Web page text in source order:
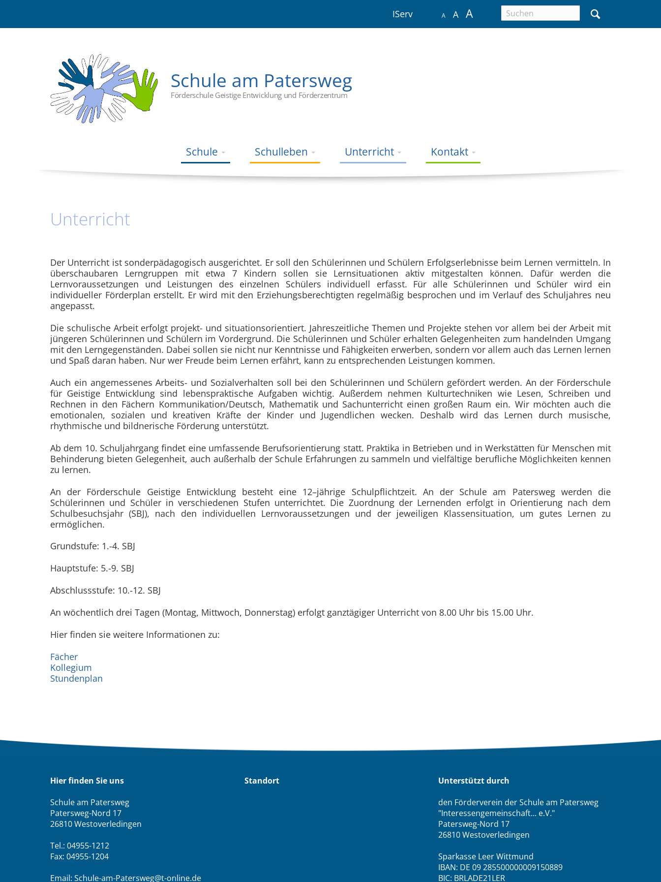
A A A
IServ
Schule am Patersweg
Förderschule Geistige Entwicklung und Förderzentrum
Schule Schulleben Unterricht Kontakt
Unterricht
Der Unterricht ist sonderpädagogisch ausgerichtet. Er soll den Schülerinnen und Schülern Erfolgserlebnisse beim Lernen vermitteln. In
überschaubaren Lerngruppen mit etwa 7 Kindern sollen sie Lern­situationen aktiv mitgestalten können. Dafür werden die
Lernvoraussetzungen und Leistungen des einzelnen Schülers individuell erfasst. Für alle Schülerinnen und Schüler wird ein
individueller Förderplan erstellt. Er wird mit den Erziehungs­berechtigten regelmäßig besprochen und im Verlauf des Schuljahres neu
angepasst.
Die schulische Arbeit erfolgt projekt- und situationsorientiert. Jahreszeitliche Themen und Projekte stehen vor allem bei der Arbeit mit
jüngeren Schülerinnen und Schülern im Vorder­grund. Die Schülerinnen und Schüler erhalten Gelegenheiten zum handelnden Umgang
mit den Lerngegenständen. Dabei sollen sie nicht nur Kenntnisse und Fähigkeiten erwerben, sondern vor allem auch das Lernen lernen
und Spaß daran haben. Nur wer Freude beim Lernen erfährt, kann zu entsprechen­den Leistungen kommen.
Auch ein angemessenes Arbeits- und Sozial­verhalten soll bei den Schülerinnen und Schülern gefördert werden. An der Förderschule
für Geistige Entwicklung sind lebenspraktische Aufgaben wichtig. Außerdem nehmen Kulturtechniken wie Lesen, Schreiben und
Rechnen in den Fächern Kommunikation/Deutsch, Mathematik und Sachunterricht einen großen Raum ein. Wir möchten auch die
emotionalen, sozialen und kreativen Kräfte der Kinder und Jugend­lichen wecken. Deshalb wird das Lernen durch musische,
rhythmische und bildnerische Förderung unter­stützt.
Ab dem 10. Schuljahrgang findet eine umfassende Berufsorientierung statt. Praktika in Betrieben und in Werkstätten für Menschen mit
Behinderung bieten Gelegenheit, auch außerhalb der Schule Erfahrungen zu sammeln und vielfältige berufliche Möglichkeiten kennen
zu lernen.
An der Förderschule Geistige Entwicklung besteht eine 12–jährige Schulpflichtzeit. An der Schule am Patersweg werden die
Schülerinnen und Schüler in verschiedenen Stufen unterrichtet. Die Zuordnung der Lernenden erfolgt in Orientierung nach dem
Schulbesuchsjahr (SBJ), nach den individuellen Lernvoraussetzungen und der jeweiligen Klassensituation, um gutes Lernen zu
ermöglichen.
Grundstufe: 1.-4. SBJ
Hauptstufe: 5.-9. SBJ
Abschlussstufe: 10.-12. SBJ
An wöchentlich drei Tagen (Montag, Mittwoch, Donnerstag) erfolgt ganztägiger Unterricht von 8.00 Uhr bis 15.00 Uhr.
Hier finden sie weitere Informationen zu:
Fächer
Kollegium
Stundenplan
Hier finden Sie uns
Schule am Patersweg
Patersweg-Nord 17
26810 Westoverledingen
Tel.: 04955-1212
Fax: 04955-1204
Email: Schule-am-Patersweg@t-online.de
Standort
Unterstützt durch
den Förderverein der Schule am Patersweg
"Interessengemeinschaft... e.V."
Patersweg-Nord 17
26810 Westoverledingen
Sparkasse Leer Wittmund
IBAN: DE 09 285500000009150889
BIC: BRLADE21LER